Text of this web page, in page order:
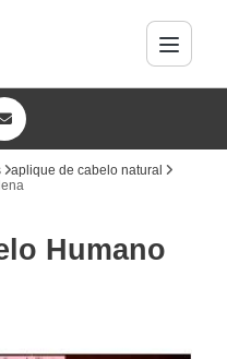
aplique de cabelo natural
Humano